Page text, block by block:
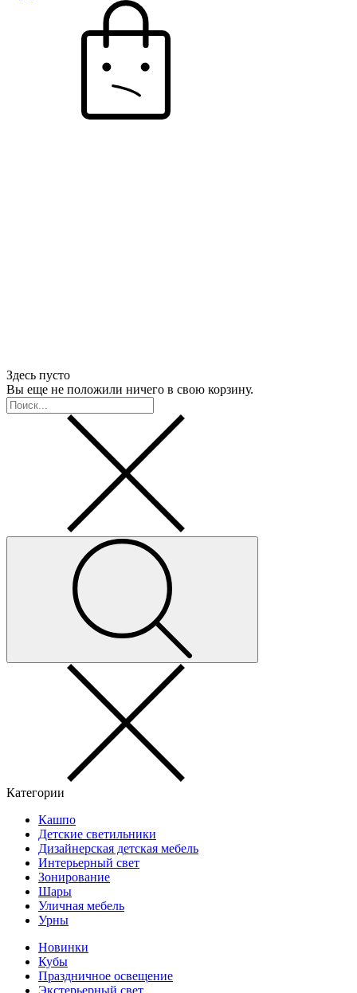
Здесь пусто
Вы еще не положили ничего в свою корзину.
Категории
Кашпо
Детские светильники
Дизайнерская детская мебель
Интерьерный свет
Зонирование
Шары
Уличная мебель
Урны
Новинки
Кубы
Праздничное освещение
Экстерьерный свет